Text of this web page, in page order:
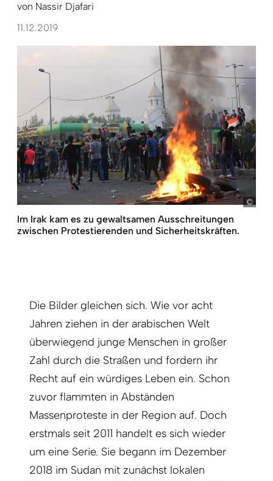
von Nassir Djafari
11.12.2019
Im Irak kam es zu gewaltsamen Ausschreitungen
zwischen Protestierenden und Sicherheitskräften.
Die Bilder gleichen sich. Wie vor acht
Jahren ziehen in der arabischen Welt
überwiegend junge Menschen in großer
Zahl durch die Straßen und fordern ihr
Recht auf ein würdiges Leben ein. Schon
zuvor flammten in Abständen
Massenproteste in der Region auf. Doch
erstmals seit 2011 handelt es sich wieder
um eine Serie. Sie begann im Dezember
2018 im Sudan mit zunächst lokalen